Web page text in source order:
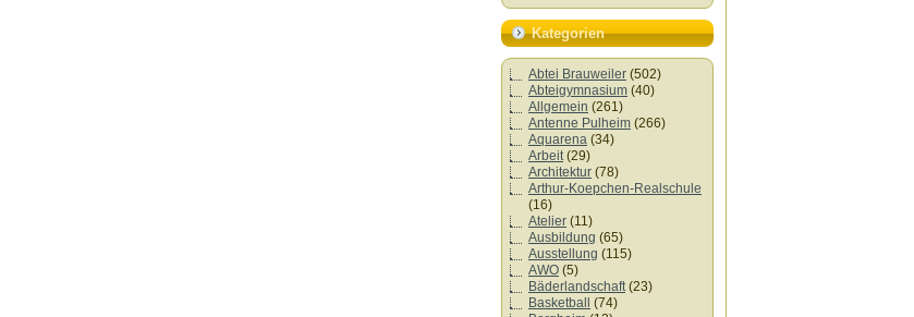
Kategorien
Abtei Brauweiler (502)
Abteigymnasium (40)
Allgemein (261)
Antenne Pulheim (266)
Aquarena (34)
Arbeit(29)
Architektur (78)
Arthur-Koepchen-Realschule
(16)
Atelier (11)
Ausbildung (65)
Ausstellung (115)
AWO (5)
Bäderlandschaft(23)
Basketball
(74)